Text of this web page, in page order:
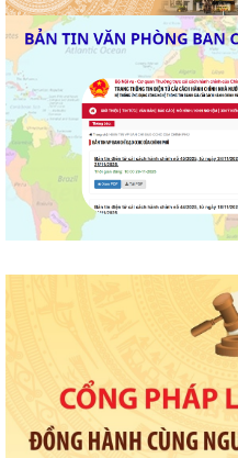
HỘI NGHỊ TUYÊN TRUYỀN,
PHÒNG, CHỐNG MA TÚY VÀ
THÔNG BÁO VỀ VIỆC THU
CÁC TỔ CHỨC
Triển khai thực hiện Thông báo
Phạm Thị Thanh Trà về bảo vệ...
Triển khai thực hiện Kế hoạch
Triển khai hoạt động của Kế
dinh dưỡng, cải thiện tình trạng...
CÁO TIẾN ĐỘ THỰC HIỆN KẾ
HẢI PHÒNG QUYẾT TÂM TẠO